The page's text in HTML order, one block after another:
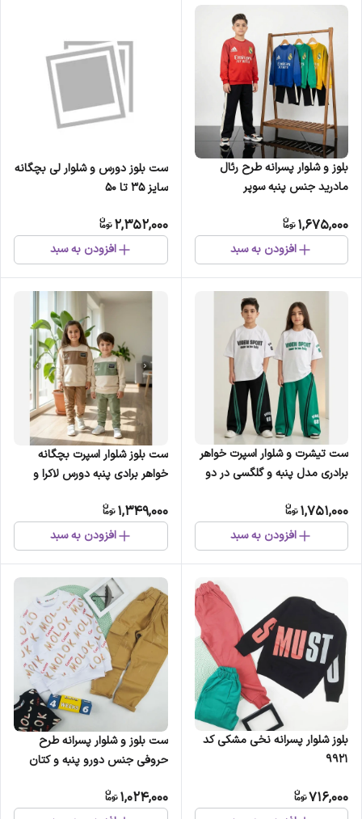
بلوز و شلوار پسرانه طرح رئال
مادرید جنس پنبه سوپر
1,675,000
افزودن به سبد
ست بلوز دورس و شلوار لی بچگانه
سایز 35 تا 50
2,352,000
افزودن به سبد
ست تیشرت و شلوار اسپرت خواهر
برادری مدل پنبه و گلگسی در دو
1,751,000
افزودن به سبد
ست بلوز شلوار اسپرت بچگانه
خواهر برادی پنبه دورس لاکرا و
1,349,000
افزودن به سبد
بلوز شلوار پسرانه نخی مشکی کد
9921
716,000
ست بلوز و شلوار پسرانه طرح
حروفی جنس دورو پنبه و کتان
1,024,000